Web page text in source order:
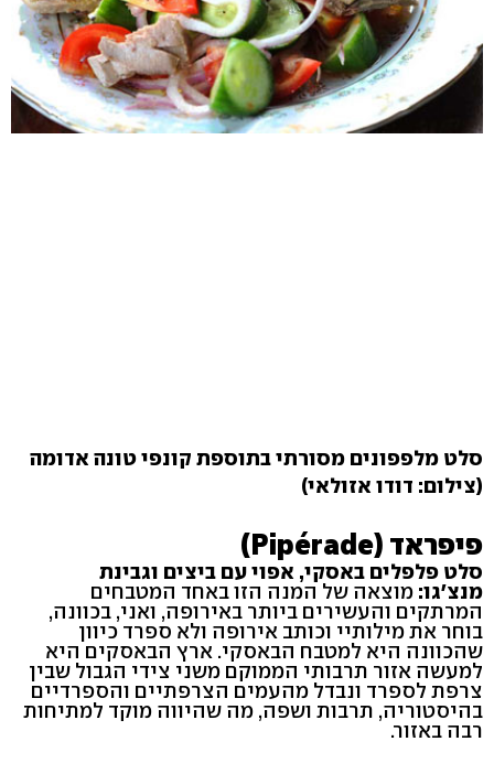
סלט מלפפונים מסורתי בתוספת קונפי טונה אדומה
(צילום: דודו אזולאי)
פיפראד (Pipérade)
סלט פלפלים באסקי, אפוי עם ביצים וגבינת
מנצ'גו: מוצאה של המנה הזו באחד המטבחים
המרתקים והעשירים ביותר באירופה, ואני, בכוונה,
בוחר את מילותיי וכותב אירופה ולא ספרד כיוון
שהכוונה היא למטבח הבאסקי. ארץ הבאסקים היא
למעשה אזור תרבותי הממוקם משני צידי הגבול שבין
צרפת לספרד ונבדל מהעמים הצרפתיים והספרדיים
בהיסטוריה, תרבות ושפה, מה שהיווה מוקד למתיחות
רבה באזור.